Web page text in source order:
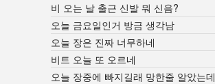
비 오는 날 출근 신발 뭐 신음?
오늘 금요일인거 방금 생각남
오늘 장은 진짜 너무하네
비트 오늘 또 오르네
오늘 장중에 빠지길래 망한줄 알았는데